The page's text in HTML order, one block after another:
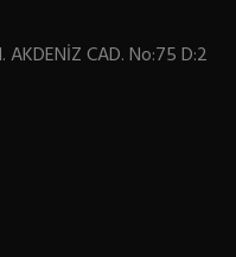
AKDENİZ CAD. No:75 D:2